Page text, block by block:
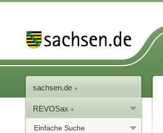
sachsen.de
REVOSax
Einfache Suche